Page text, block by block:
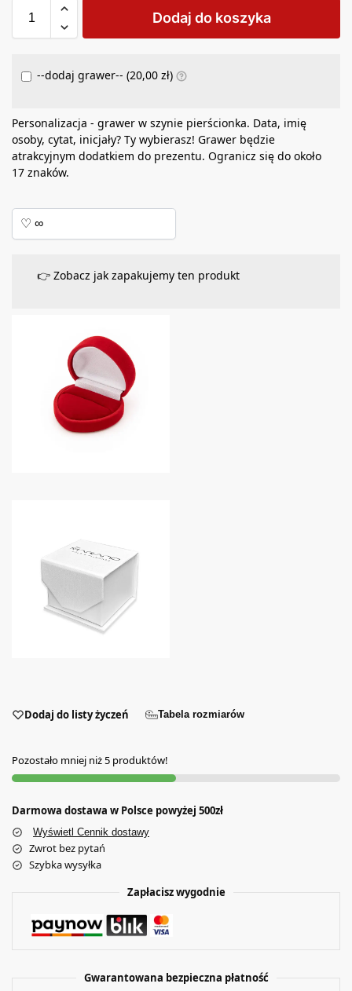
Dodaj do koszyka
--dodaj grawer-- (20,00 zł)
Personalizacja - grawer w szynie pierścionka. Data, imię
osoby, cytat, inicjały? Ty wybierasz! Grawer będzie
atrakcyjnym dodatkiem do prezentu. Ogranicz się do około
17 znaków.
👉 Zobacz jak zapakujemy ten produkt
Dodaj do listy życzeń Tabela rozmiarów
Pozostało mniej niż 5 produktów!
Darmowa dostawa w Polsce powyżej 500zł
Wyświetl Cennik dostawy
Zwrot bez pytań
Szybka wysyłka
Zapłacisz wygodnie
Gwarantowana bezpieczna płatność